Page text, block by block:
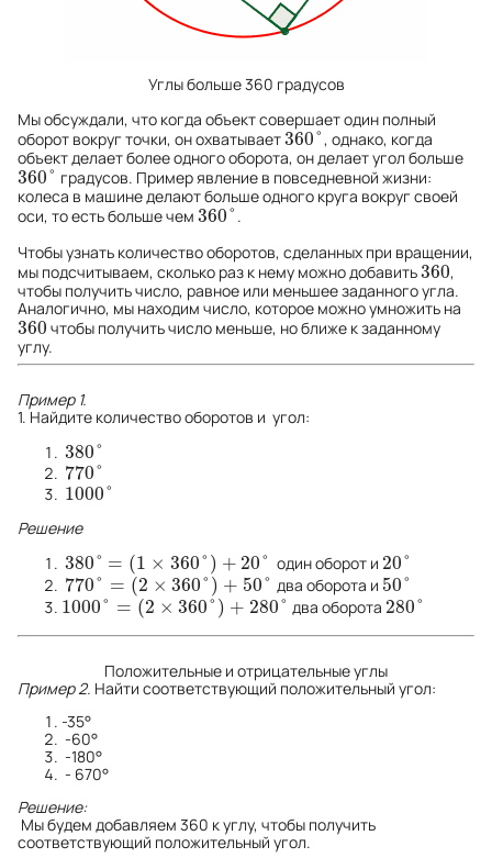
Углы больше 360 градусов
Мы обсуждали, что когда объект совершает один полный
оборот вокруг точки, он охватывает360°
360° , однако, когда
объект делает более одного оборота, он делает угол больше
360°
360° градусов. Пример явление в повседневной жизни:
колеса в машине делают больше одного круга вокруг своей
оси, то есть больше чем 360°
360° .
Чтобы узнать количество оборотов, сделанных при вращении,
мы подсчитываем, сколько раз к нему можно добавить360
360,
чтобы получить число, равное или меньшее заданного угла.
Аналогично, мы находим число, которое можно умножить на
360
360 чтобы получить число меньше, но ближе к заданному
углу.
Пример 1.
1. Найдите количество оборотов и угол:
380°
380°
770°
770°
1000°
1000°
Решение
380°
380° = (1 × 360°) + 20°
=( 1×360 °)+20 ° один оборот и 20°
20°
770° = (2 × 360°) + 50°
770°= (2 360° )+50° два оборота и 50°
50°
1000° = (2 × 360°) + 280°
1000°= (2 360° )+280 ° два оборота 280°
280°
Положительные и отрицательные углы
Пример 2. Найти соответствующий положительный угол:
-35°
-60°
-180°
- 670°
Решение:
Мы будем добавляем 360 к углу, чтобы получить
соответствующий положительный угол.